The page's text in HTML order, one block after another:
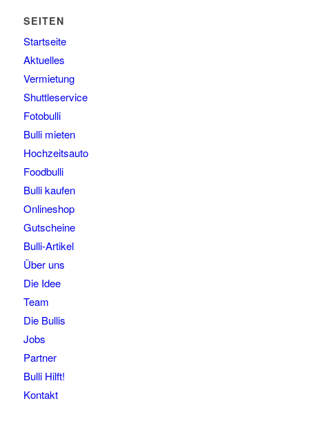
SEITEN
Startseite
Aktuelles
Vermietung
Shuttleservice
Fotobulli
Bulli mieten
Hochzeitsauto
Foodbulli
Bulli kaufen
Onlineshop
Gutscheine
Bulli-Artikel
Über uns
Die Idee
Team
Die Bullis
Jobs
Partner
Bulli Hilft!
Kontakt